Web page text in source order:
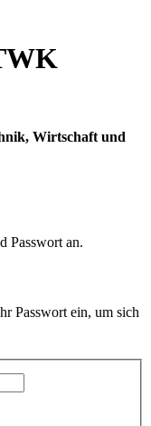
Wirtschaft und
Passwort an.
Passwort ein, um sich